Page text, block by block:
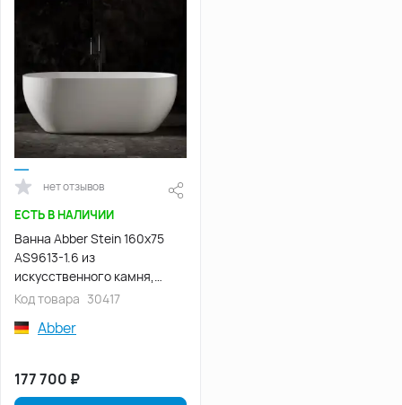
нет отзывов
ЕСТЬ В НАЛИЧИИ
Ванна Abber Stein 160х75
AS9613-1.6 из
искусственного камня,
Белая матовая
Код товара 30417
Abber
177 700 ₽